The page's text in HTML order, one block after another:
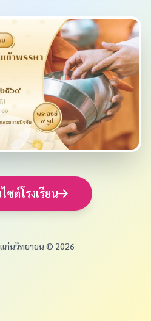
ซต์โรงเรียน
แก่นวิทยายน © 2026